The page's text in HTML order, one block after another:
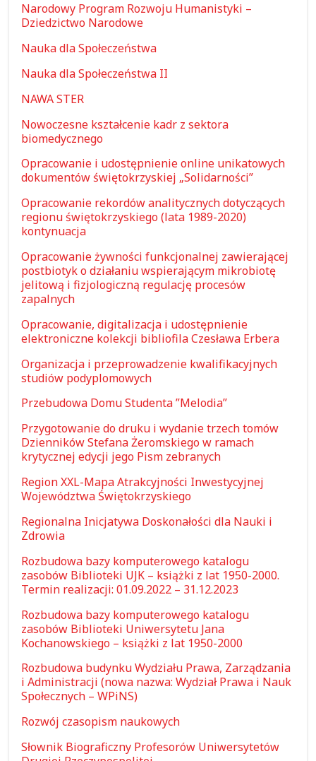
Narodowy Program Rozwoju Humanistyki –
Dziedzictwo Narodowe
Nauka dla Społeczeństwa
Nauka dla Społeczeństwa II
NAWA STER
Nowoczesne kształcenie kadr z sektora
biomedycznego
Opracowanie i udostępnienie online unikatowych
dokumentów świętokrzyskiej „Solidarności”
Opracowanie rekordów analitycznych dotyczących
regionu świętokrzyskiego (lata 1989-2020)
kontynuacja
Opracowanie żywności funkcjonalnej zawierającej
postbiotyk o działaniu wspierającym mikrobiotę
jelitową i fizjologiczną regulację procesów
zapalnych
Opracowanie, digitalizacja i udostępnienie
elektroniczne kolekcji bibliofila Czesława Erbera
Organizacja i przeprowadzenie kwalifikacyjnych
studiów podyplomowych
Przebudowa Domu Studenta ”Melodia”
Przygotowanie do druku i wydanie trzech tomów
Dzienników Stefana Żeromskiego w ramach
krytycznej edycji jego Pism zebranych
Region XXL-Mapa Atrakcyjności Inwestycyjnej
Województwa Świętokrzyskiego
Regionalna Inicjatywa Doskonałości dla Nauki i
Zdrowia
Rozbudowa bazy komputerowego katalogu
zasobów Biblioteki UJK – książki z lat 1950-2000.
Termin realizacji: 01.09.2022 – 31.12.2023
Rozbudowa bazy komputerowego katalogu
zasobów Biblioteki Uniwersytetu Jana
Kochanowskiego – książki z lat 1950-2000
Rozbudowa budynku Wydziału Prawa, Zarządzania
i Administracji (nowa nazwa: Wydział Prawa i Nauk
Społecznych – WPiNS)
Rozwój czasopism naukowych
Słownik Biograficzny Profesorów Uniwersytetów